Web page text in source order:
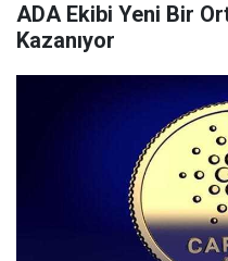
ADA Ekibi Yeni Bir
Kazanıyor